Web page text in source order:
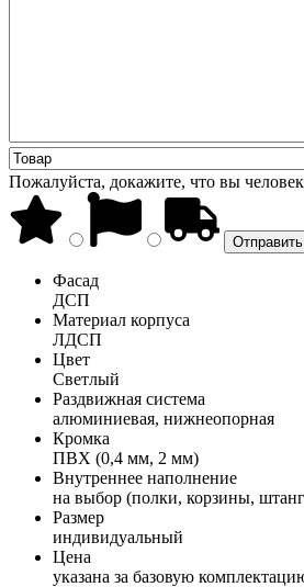
Пожалуйста, докажите, что вы
Фасад
ДСП
Материал корпуса
ЛДСП
Цвет
Светлый
Раздвижная система
алюминиевая, нижнеопорная
Кромка
ПВХ (0,4 мм, 2 мм)
Внутреннее наполнение
на выбор (полки, корзины,
Размер
индивидуальный
Цена
указана за базовую